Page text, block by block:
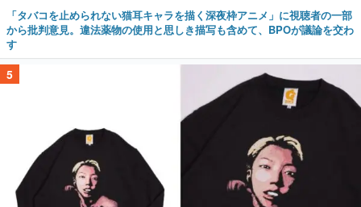
「タバコを止められない猫耳キャラを描く深夜枠アニメ」に視聴者の一部
から批判意見。違法薬物の使用と思しき描写も含めて、BPOが議論を交わ
す
5